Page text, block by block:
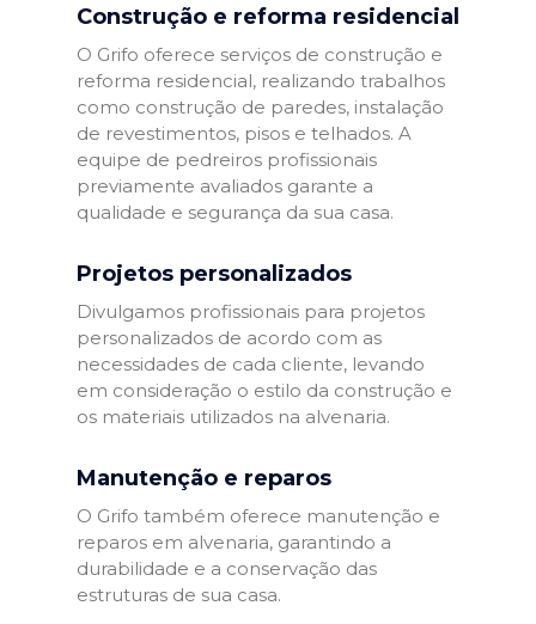
Construção e reforma residencial
O Grifo oferece serviços de construção e
reforma residencial, realizando trabalhos
como construção de paredes, instalação
de revestimentos, pisos e telhados. A
equipe de pedreiros profissionais
previamente avaliados garante a
qualidade e segurança da sua casa.
Projetos personalizados
Divulgamos profissionais para projetos
personalizados de acordo com as
necessidades de cada cliente, levando
em consideração o estilo da construção e
os materiais utilizados na alvenaria.
Manutenção e reparos
O Grifo também oferece manutenção e
reparos em alvenaria, garantindo a
durabilidade e a conservação das
estruturas de sua casa.